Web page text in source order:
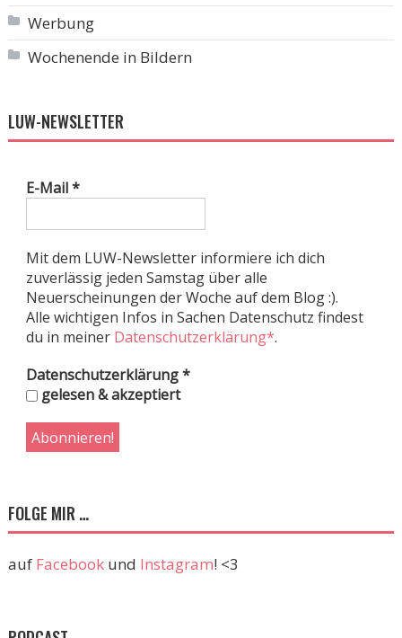
Werbung
Wochenende in Bildern
LUW-NEWSLETTER
E-Mail*
Mit dem LUW-Newsletter informiere ich dich
zuverlässig jeden Samstag über alle
Neuerscheinungen der Woche auf dem Blog :).
Alle wichtigen Infos in Sachen Datenschutz findest
du in meiner Datenschutzerklärung*.
Datenschutzerklärung*
gelesen & akzeptiert
FOLGE MIR …
auf Facebookund Instagram! <3